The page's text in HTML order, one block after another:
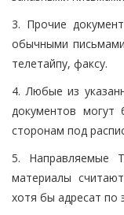
3. Прочие
обычными
телетайпу, факсу.
4. Любые из
документов
сторонам под
5. Направляемые
материалы
хотя бы адресат по